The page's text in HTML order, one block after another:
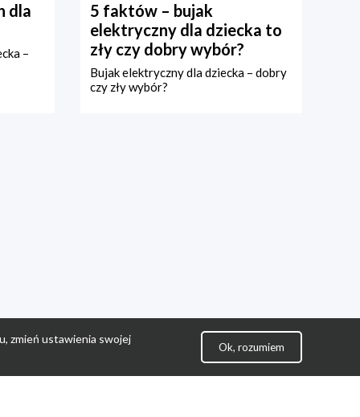
dla
–
5 faktów – bujak
elektryczny dla dziecka to
zły czy dobry wybór?
Bujak elektryczny dla dziecka – dobry
czy zły wybór?
zmień ustawienia swojej
Ok, rozumiem